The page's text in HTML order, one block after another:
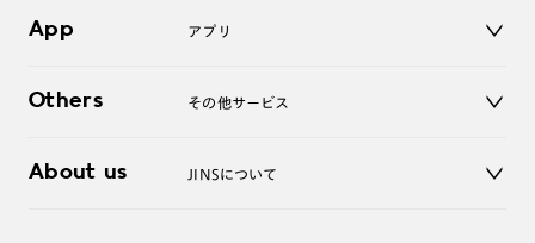
よくあるご質問
お問い合わせ
App アプリ
Others その他サービス
レンズ交換
About us JINSについて